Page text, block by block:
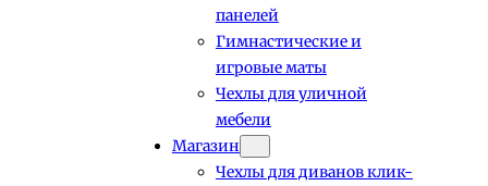
панелей
Гимнастические и
игровые маты
Чехлы для уличной
мебели
Магазин
Чехлы для диванов клик-